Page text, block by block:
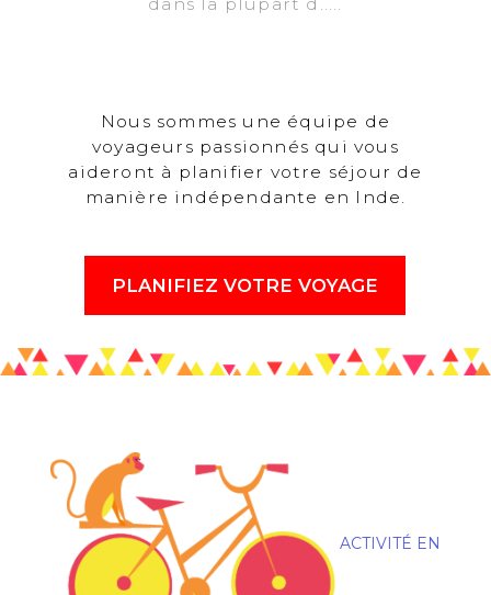
Nous sommes une équipe de
voyageurs passionnés qui vous
aideront à planifier votre séjour de
manière indépendante en Inde.
PLANIFIEZ VOTRE VOYAGE
ACTIVITÉ EN